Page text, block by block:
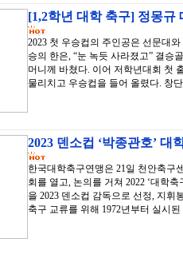
[1,2학년 대학 축구] 정몽
2023 첫 우승컵의 주인공은 선문대
승의 한은, “눈 녹듯 사라졌고” 결승
머니께 바쳤다. 이어 저학년대회 첫
물리치고 우승컵을 들어 올렸다. 창
2023 덴소컵 ‘박종관호’
한국대학축구연맹은 21일 천안축구
회를 열고, 논의를 거쳐 2022 ‘대학
을 2023 덴소컵 감독으로 선정, 지휘
축구 교류를 위해 1972년부터 실시